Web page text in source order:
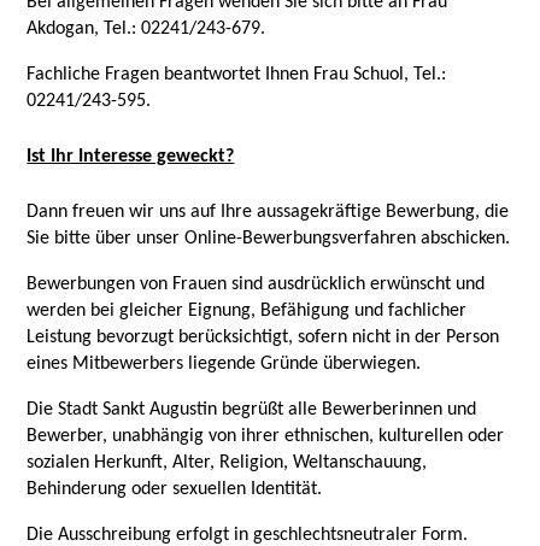
Akdogan, Tel.: 02241/243-679.
Fachliche Fragen beantwortet Ihnen Frau Schuol, Tel.:
02241/243-595.
Ist Ihr Interesse geweckt?
Dann freuen wir uns auf Ihre aussagekräftige Bewerbung, die
Sie bitte über unser Online-Bewerbungsverfahren abschicken.
Bewerbungen von Frauen sind ausdrücklich erwünscht und
werden bei gleicher Eignung, Befähigung und fachlicher
Leistung bevorzugt berücksichtigt, sofern nicht in der Person
eines Mitbewerbers liegende Gründe überwiegen.
Die Stadt Sankt Augustin begrüßt alle Bewerberinnen und
Bewerber, unabhängig von ihrer ethnischen, kulturellen oder
sozialen Herkunft, Alter, Religion, Weltanschauung,
Behinderung oder sexuellen Identität.
Die Ausschreibung erfolgt in geschlechtsneutraler Form.